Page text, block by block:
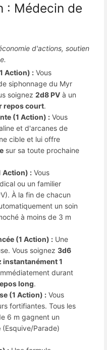
: Médecin de
d'actions, soutien
Action) : Vous
siphonnage du Myr
soignez 2d8 PV à un
repos court.
(1 Action) : Vous
et d'arcanes de
cible et lui offre
sur sa toute prochaine
Action) : Vous
ou un familier
À la fin de chacun
un soin
à moins de 3 m
(1 Action) : Une
Vous soignez 3d6
instantanément 1
durant
long.
(1 Action) : Vous
fortifiantes. Tous les
6 m gagnent un
(Esquive/Parade)